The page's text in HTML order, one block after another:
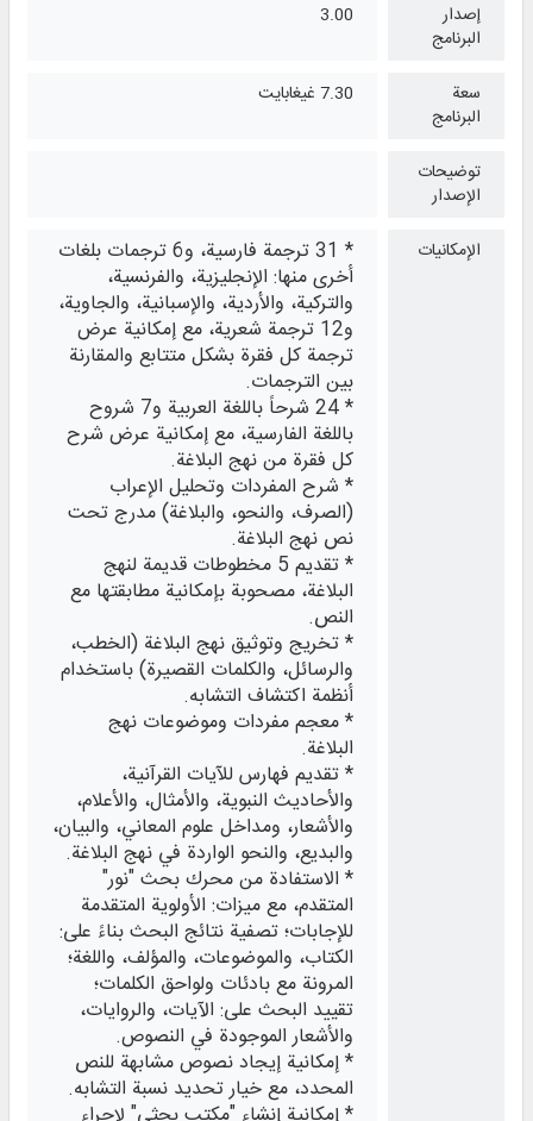
إصدار
البرنامج
3.00
سعة
البرنامج
7.30 غيغابايت
توضيحات
الإصدار
الإمكانيات
* 31 ترجمة فارسية، و6 ترجمات بلغات
أخرى منها: الإنجليزية، والفرنسية،
والتركية، والأردية، والإسبانية، والجاوية،
و12 ترجمة شعرية، مع إمكانية عرض
ترجمة كل فقرة بشكل متتابع والمقارنة
بين الترجمات.
* 24 شرحاً باللغة العربية و7 شروح
باللغة الفارسية، مع إمكانية عرض شرح
كل فقرة من نهج البلاغة.
* شرح المفردات وتحليل الإعراب
(الصرف، والنحو، والبلاغة) مدرج تحت
نص نهج البلاغة.
* تقديم 5 مخطوطات قديمة لنهج
البلاغة، مصحوبة بإمكانية مطابقتها مع
النص.
* تخريج وتوثيق نهج البلاغة (الخطب،
والرسائل، والكلمات القصيرة) باستخدام
أنظمة اكتشاف التشابه.
* معجم مفردات وموضوعات نهج
البلاغة.
* تقديم فهارس للآيات القرآنية،
والأحاديث النبوية، والأمثال، والأعلام،
والأشعار، ومداخل علوم المعاني، والبيان،
والبديع، والنحو الواردة في نهج البلاغة.
* الاستفادة من محرك بحث "نور"
المتقدم، مع ميزات: الأولوية المتقدمة
للإجابات؛ تصفية نتائج البحث بناءً على:
الكتاب، والموضوعات، والمؤلف، واللغة؛
المرونة مع بادئات ولواحق الكلمات؛
تقييد البحث على: الآيات، والروايات،
والأشعار الموجودة في النصوص.
* إمكانية إيجاد نصوص مشابهة للنص
المحدد، مع خيار تحديد نسبة التشابه.